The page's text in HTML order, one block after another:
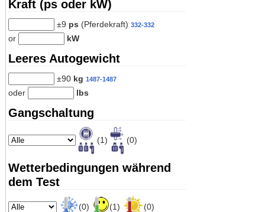
Kraft (ps oder kW)
±9 ps (Pferdekraft) 332-332
or kW
Leeres Autogewicht
±90 kg 1487-1487
oder lbs
Gangschaltung
(1) (0)
Wetterbedingungen während
dem Test
(0) (1) (0)